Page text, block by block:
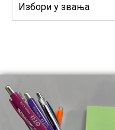
Избори у звања